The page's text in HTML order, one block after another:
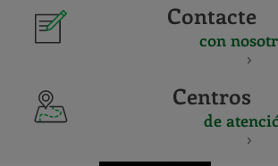
Contacte
con
Centros
de